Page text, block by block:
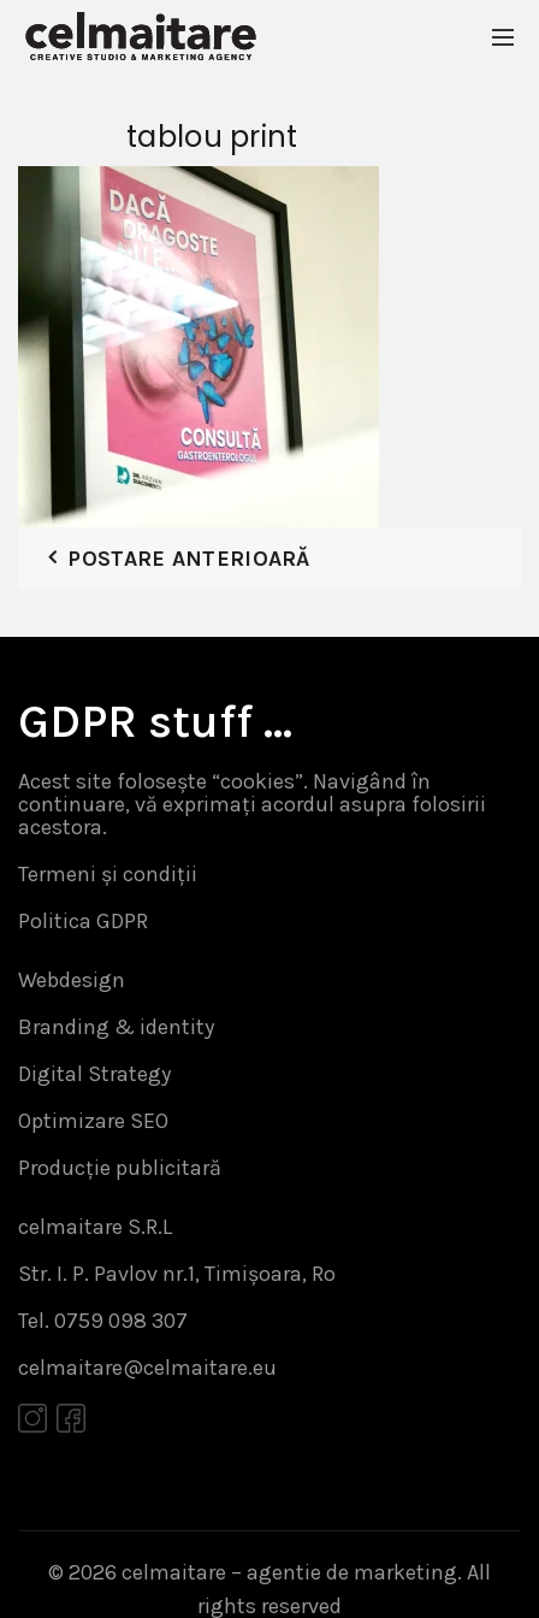
tablou print
POSTARE ANTERIOARĂ
GDPR stuff …
Acest site folosește “cookies”. Navigând în
continuare, vă exprimați acordul asupra folosirii
acestora.
Termeni și condiții
Politica GDPR
Webdesign
Branding & identity
Digital Strategy
Optimizare SEO
Producție publicitară
celmaitare S.R.L
Str. I. P. Pavlov nr.1, Timișoara, Ro
Tel. 0759 098 307
celmaitare@celmaitare.eu
© 2026 celmaitare – agentie de marketing. All
rights reserved